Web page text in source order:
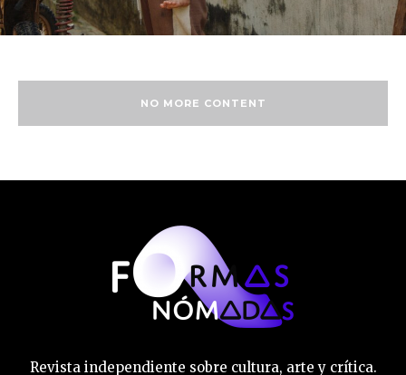
NO MORE CONTENT
Revista independiente sobre cultura, arte y crítica.